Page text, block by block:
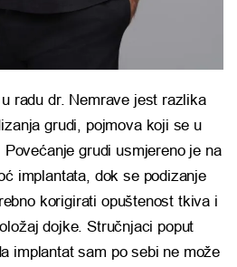
radu dr. Nemrave jest razlika
grudi, pojmova koji se u
grudi usmjereno je na
implantata, dok se podizanje
korigirati opuštenost tkiva i
dojke. Stručnjaci poput
implantat sam po sebi ne može